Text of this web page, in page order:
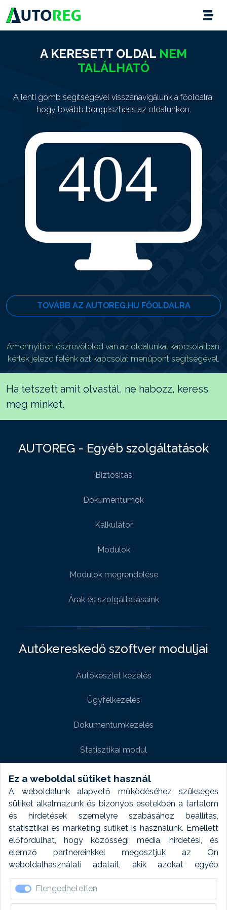
Ez a weboldal sütiket használ
A weboldalunk alapvető működéséhez szükséges
sütiket alkalmazunk és bizonyos esetekben a tartalom
és hirdetések személyre szabásához beállítás,
statisztikai és marketing sütiket is használunk. Emellett
előfordulhat, hogy közösségi média, hirdetési, és
elemző partnereinkkel megosztjuk az Ön
weboldalhasználati adatait, akik azokat egyéb
forrásokból gyűjtött adatokkal kombinálhatják. A sütik
elfogadásával kapcsolatosan naplózást végzünk és
ezen adatokat 6 hónap után automatikusan töröljük. A
Elengedhetetlen
A KERESETT OLDAL NEM
TALÁLHATÓ
A lenti gomb segítségével visszanavigálunk a főoldalra,
hogy tovább böngészhess az oldalunkon.
TOVÁBB AZ AUTOREG.HU FŐOLDALRA
Amennyiben észrevételed van az oldalunkal kapcsolatban,
kérlek jelezd felénk azt kapcsolat menüpont segítségével.
Ha tetszett amit olvastál, ne habozz, keress
meg minket.
AUTOREG - Egyéb szolgáltatások
Biztositás
Dokumentumok
Kalkulátor
Modulok
Modulok megrendelése
Árak és szolgáltatásaink
Autókereskedő szoftver moduljai
Autókészlet kezelés
Ügyfélkezelés
Dokumentumkezelés
Statisztikai modul
Weboldal modul
Fényképtár extra modul
Autómosó modul
Feladatütemezés